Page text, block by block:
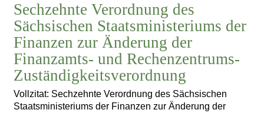
Sechzehnte Verordnung des
Sächsischen Staatsministeriums der
Finanzen zur Änderung der
Finanzamts- und Rechenzentrums-
Zuständigkeitsverordnung
Vollzitat: Sechzehnte Verordnung des Sächsischen
Staatsministeriums der Finanzen zur Änderung der